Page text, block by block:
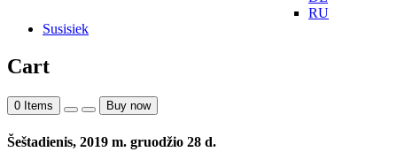
RU
Susisiek
Cart
0 Items Buy now
Šeštadienis, 2019 m. gruodžio 28 d.